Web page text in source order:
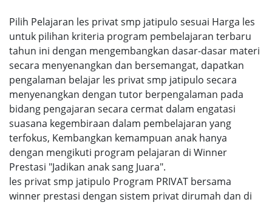
Pilih Pelajaran les privat smp jatipulo sesuai Harga les
untuk pilihan kriteria program pembelajaran terbaru
tahun ini dengan mengembangkan dasar-dasar materi
secara menyenangkan dan bersemangat, dapatkan
pengalaman belajar les privat smp jatipulo secara
menyenangkan dengan tutor berpengalaman pada
bidang pengajaran secara cermat dalam engatasi
suasana kegembiraan dalam pembelajaran yang
terfokus, Kembangkan kemampuan anak hanya
dengan mengikuti program pelajaran di Winner
Prestasi "Jadikan anak sang Juara".
les privat smp jatipulo Program PRIVAT bersama
winner prestasi dengan sistem privat dirumah dan di